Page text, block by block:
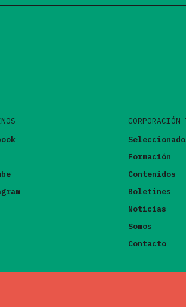
CORPORACIÓN
Formación
Contenidos
Boletines
Noticias
Somos
Contacto